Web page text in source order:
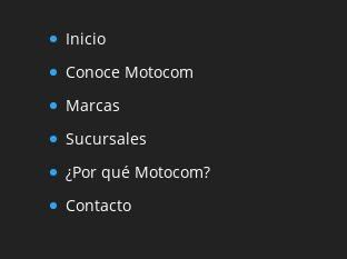
Inicio
Conoce Motocom
Marcas
Sucursales
¿Por qué Motocom?
Contacto